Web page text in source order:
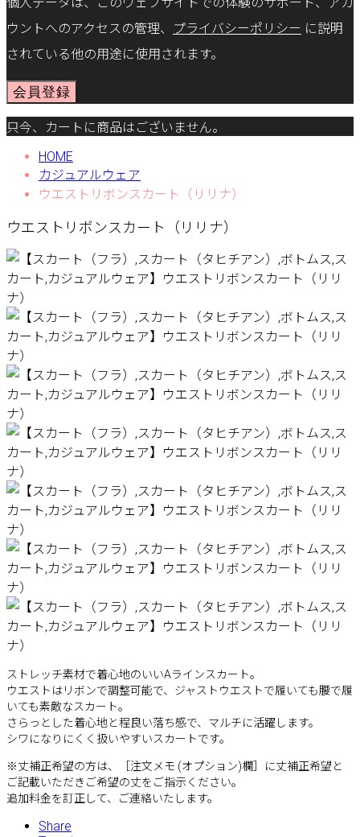
ウントへのアクセスの管理、
プライバシーポリシー に説明
されている他の用途に使用されます。
会員登録
只今、カートに商品はございません。
HOME
カジュアルウェア
ウエストリボンスカート（リリナ）
ウエストリボンスカート（リリナ）
ストレッチ素材で着心地のいいAラインスカート。
ウエストはリボンで調整可能で、ジャストウエストで履いても腰で履
いても素敵なスカート。
さらっとした着心地と程良い落ち感で、マルチに活躍します。
シワになりにくく扱いやすいスカートです。
※丈補正希望の方は、［注文メモ (オプション)欄］に丈補正希望と
ご記載いただきご希望の丈をご指示ください。
追加料金を訂正して、ご連絡いたします。
Share